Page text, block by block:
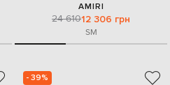
AMIRI
24 61012 306 грн
SM
- 39%